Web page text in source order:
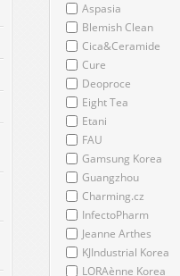
Aspasia
Blemish Clean
Cica&Ceramide
Cure
Deoproce
Eight Tea
Etani
FAU
Gamsung Korea
Guangzhou
Charming.cz
InfectoPharm
Jeanne Arthes
KJIndustrial Korea
LORAènne Korea